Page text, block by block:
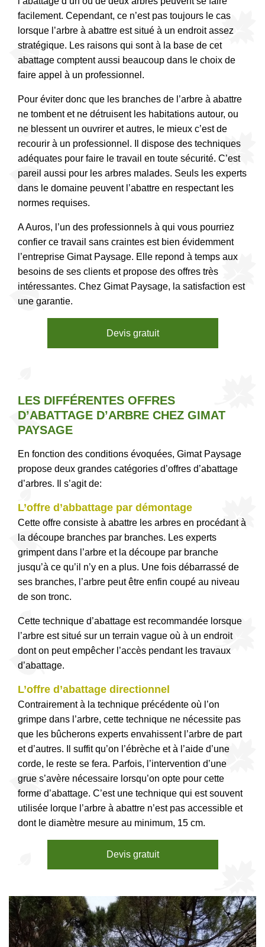
facilement. Cependant, ce n’est pas toujours le cas
lorsque l’arbre à abattre est situé à un endroit assez
stratégique. Les raisons qui sont à la base de cet
abattage comptent aussi beaucoup dans le choix de
faire appel à un professionnel.
Pour éviter donc que les branches de l’arbre à abattre
ne tombent et ne détruisent les habitations autour, ou
ne blessent un ouvrirer et autres, le mieux c’est de
recourir à un professionnel. Il dispose des techniques
adéquates pour faire le travail en toute sécurité. C’est
pareil aussi pour les arbres malades. Seuls les experts
dans le domaine peuvent l’abattre en respectant les
normes requises.
A Auros, l’un des professionnels à qui vous pourriez
confier ce travail sans craintes est bien évidemment
l’entreprise Gimat Paysage. Elle repond à temps aux
besoins de ses clients et propose des offres très
intéressantes. Chez Gimat Paysage, la satisfaction est
une garantie.
Devis gratuit
LES DIFFÉRENTES OFFRES
D’ABATTAGE D’ARBRE CHEZ GIMAT
PAYSAGE
En fonction des conditions évoquées, Gimat Paysage
propose deux grandes catégories d’offres d’abattage
d’arbres. Il s’agit de:
L’offre d’abbattage par démontage
Cette offre consiste à abattre les arbres en procédant à
la découpe branches par branches. Les experts
grimpent dans l’arbre et la découpe par branche
jusqu’à ce qu’il n’y en a plus. Une fois débarrassé de
ses branches, l’arbre peut être enfin coupé au niveau
de son tronc.
Cette technique d’abattage est recommandée lorsque
l’arbre est situé sur un terrain vague où à un endroit
dont on peut empêcher l’accès pendant les travaux
d’abattage.
L’offre d’abattage directionnel
Contrairement à la technique précédente où l’on
grimpe dans l’arbre, cette technique ne nécessite pas
que les bûcherons experts envahissent l’arbre de part
et d’autres. Il suffit qu’on l’ébrèche et à l’aide d’une
corde, le reste se fera. Parfois, l’intervention d’une
grue s’avère nécessaire lorsqu’on opte pour cette
forme d’abattage. C’est une technique qui est souvent
utilisée lorque l’arbre à abattre n’est pas accessible et
dont le diamètre mesure au minimum, 15 cm.
Devis gratuit